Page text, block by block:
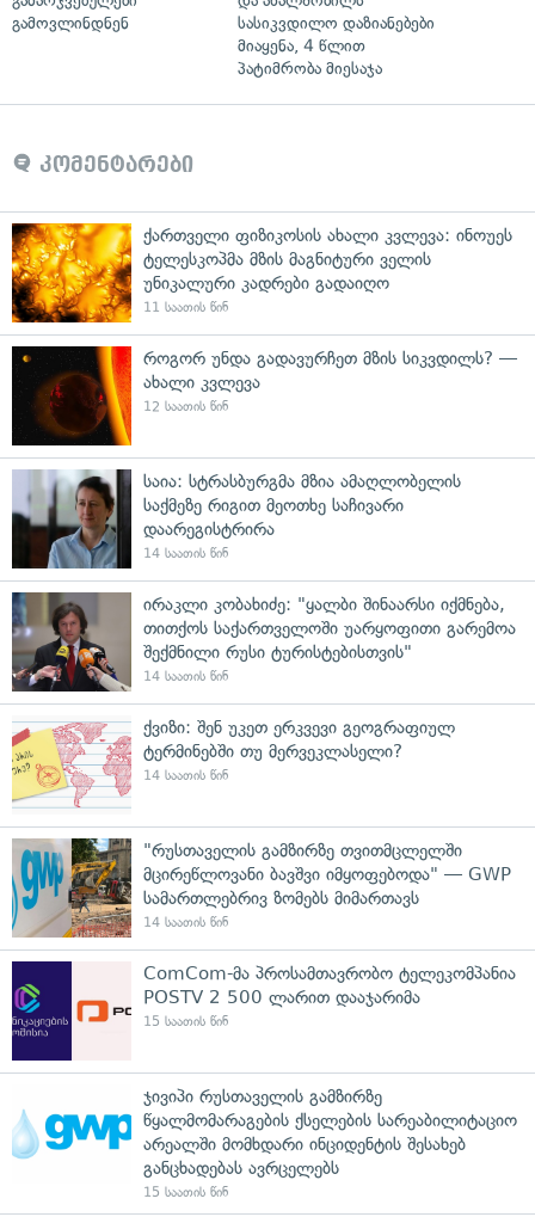
გამოვლინდნენ
სასიკვდილო დაზიანებები
მიაყენა, 4 წლით
პატიმრობა მიესაჯა
კომენტარები
ქართველი ფიზიკოსის ახალი კვლევა: ინოუეს
ტელესკოპმა მზის მაგნიტური ველის
უნიკალური კადრები გადაიღო
11 საათის წინ
როგორ უნდა გადავურჩეთ მზის სიკვდილს? —
ახალი კვლევა
12 საათის წინ
საია: სტრასბურგმა მზია ამაღლობელის
საქმეზე რიგით მეოთხე საჩივარი
დაარეგისტრირა
14 საათის წინ
ირაკლი კობახიძე: "ყალბი შინაარსი იქმნება,
თითქოს საქართველოში უარყოფითი გარემოა
შექმნილი რუსი ტურისტებისთვის"
14 საათის წინ
ქვიზი: შენ უკეთ ერკვევი გეოგრაფიულ
ტერმინებში თუ მერვეკლასელი?
14 საათის წინ
"რუსთაველის გამზირზე თვითმცლელში
მცირეწლოვანი ბავშვი იმყოფებოდა" — GWP
სამართლებრივ ზომებს მიმართავს
14 საათის წინ
ComCom-მა პროსამთავრობო ტელეკომპანია
POSTV 2 500 ლარით დააჯარიმა
15 საათის წინ
ჯივიპი რუსთაველის გამზირზე
წყალმომარაგების ქსელების სარეაბილიტაციო
არეალში მომხდარი ინციდენტის შესახებ
განცხადებას ავრცელებს
15 საათის წინ